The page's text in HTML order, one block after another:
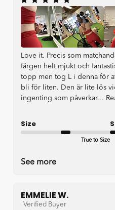
Love it. Precis som
färgen helt mjukt och
topp men tog L i denna för
bli för liten. Den är lite lös
ingenting som påverkar...
Size
True to Size
See more
EMMELIE W.
Verified Buyer